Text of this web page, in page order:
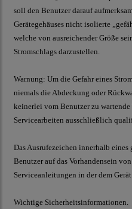
soll den Benutzer darauf
Gerätegehäuses nicht isolierte
welche von ausreichender Größe
Stromschlags darzustellen.
Warnung: Um die Gefahr eines
niemals die Abdeckung oder
keinerlei vom Benutzer zu
Servicearbeiten ausschließlich
Das Ausrufezeichen innerhalb
Benutzer auf das Vorhandensein
Serviceanleitungen in der dem
Wichtige Sicherheitsinformationen.